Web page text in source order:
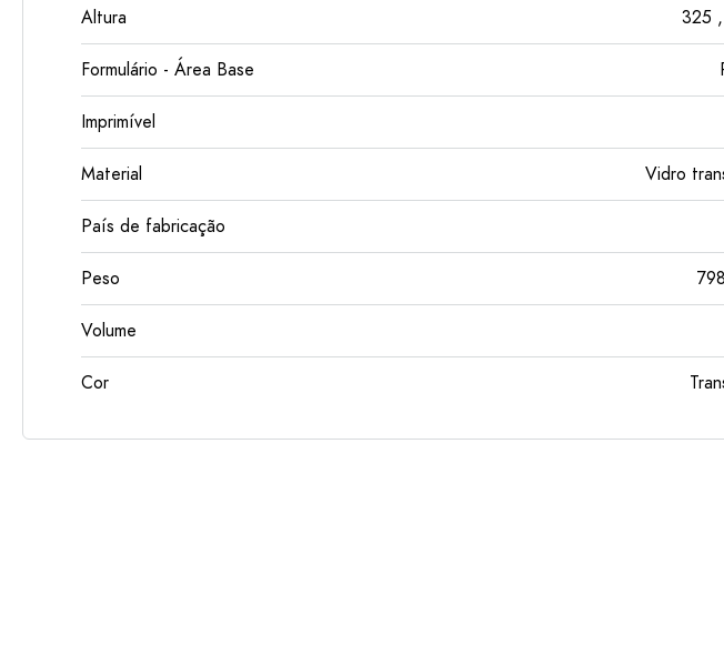
Altura 325
Formulário - Área Base
Imprimível
Material Vidro
País de fabricação
Peso 798
Volume
Cor